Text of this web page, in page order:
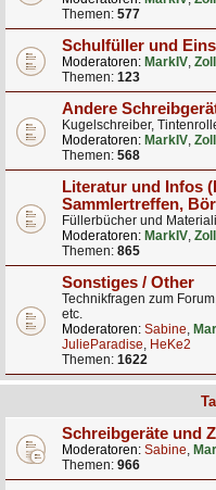
Themen: 577
Schulfüller und
Moderatoren: MarkIV,
Themen: 123
Andere
Kugelschreiber,
Moderatoren: MarkIV,
Themen: 568
Literatur und Infos
Sammlertreffen,
Füllerbücher und
Moderatoren: MarkIV,
Themen: 865
Sonstiges / Other
Technikfragen zum
etc.
Moderatoren: Sabine,
JulieParadise, HeKe2
Themen: 1622
Schreibgeräte und
Moderatoren: Sabine,
Themen: 966